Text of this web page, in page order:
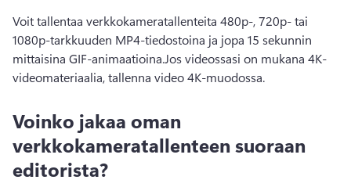
Voit tallentaa verkkokameratallenteita 480p-, 720p- tai
1080p-tarkkuuden MP4-tiedostoina ja jopa 15 sekunnin
mittaisina GIF-animaatioina.Jos videossasi on mukana 4K-
videomateriaalia, tallenna video 4K-muodossa.
Voinko jakaa oman
verkkokameratallenteen suoraan
editorista?